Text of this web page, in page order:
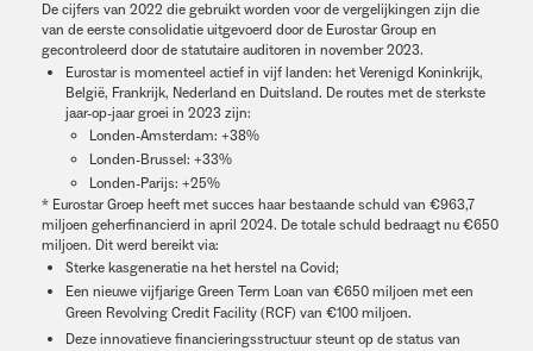
De cijfers van 2022 die gebruikt worden voor de vergelijkingen zijn die
van de eerste consolidatie uitgevoerd door de Eurostar Group en
gecontroleerd door de statutaire auditoren in november 2023.
Eurostar is momenteel actief in vijf landen: het Verenigd Koninkrijk,
België, Frankrijk, Nederland en Duitsland. De routes met de sterkste
jaar-op-jaar groei in 2023 zijn:
Londen-Amsterdam: +38%
Londen-Brussel: +33%
Londen-Parijs: +25%
* Eurostar Groep heeft met succes haar bestaande schuld van €963,7
miljoen geherfinancierd in april 2024. De totale schuld bedraagt nu €650
miljoen. Dit werd bereikt via:
Sterke kasgeneratie na het herstel na Covid;
Een nieuwe vijfjarige Green Term Loan van €650 miljoen met een
Green Revolving Credit Facility (RCF) van €100 miljoen.
Deze innovatieve financieringsstructuur steunt op de status van